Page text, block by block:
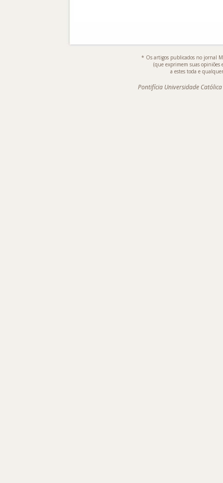
* Os artigos publicados no jornal
(que exprimem suas opiniões
a estes toda e
Pontifícia Universidade Católica